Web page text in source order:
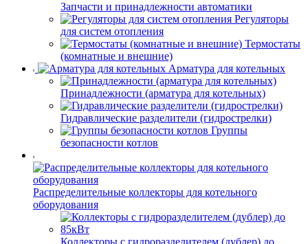
Запчасти и принадлежности автоматики
Регуляторы
для систем отопления
Термостаты
(комнатные и внешние)
Арматура для котельных
Принадлежности (арматура для котельных)
Гидравлические разделители (гидрострелки)
Группы
безопасности котлов
Распределительные коллекторы для котельного
оборудования
Коллекторы с гидроразделителем (дублер) до